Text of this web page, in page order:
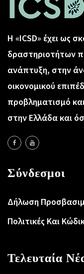
Η «ICSD» έχει ως
δραστηριοτήτων
ανάπτυξη, στην
οικονομικού
προβληματισμό
στην Ελλάδα και
Σύνδεσμοι
Δήλωση
Πολιτικές Και
Τελευταία